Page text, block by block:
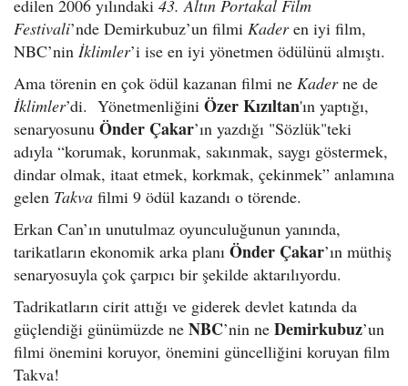
edilen 2006 yılındaki 43. Altın Portakal Film
Festivali’nde Demirkubuz’un filmi Kaderen iyi film,
NBC’nin İklimler’i ise en iyi yönetmen ödülünü almıştı.
Ama törenin en çok ödül kazanan filmi ne Kaderne de
İklimler’di. Yönetmenliğini Özer Kızıltan'ın yaptığı,
senaryosunu Önder Çakar’ın yazdığı "Sözlük"teki
adıyla “korumak, korunmak, sakınmak, saygı göstermek,
dindar olmak, itaat etmek, korkmak, çekinmek” anlamına
gelen Takva filmi 9 ödül kazandı o törende.
Erkan Can’ın unutulmaz oyunculuğunun yanında,
tarikatların ekonomik arka planı Önder Çakar’ın müthiş
senaryosuyla çok çarpıcı bir şekilde aktarılıyordu.
Tadrikatların cirit attığı ve giderek devlet katında da
güçlendiği günümüzde ne NBC’nin ne Demirkubuz’un
filmi önemini koruyor, önemini güncelliğini koruyan film
Takva!